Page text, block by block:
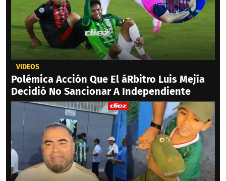
VIDEOS
Polémica Acción Que El áRbitro Luis Mejía
Decidió No Sancionar A Independiente